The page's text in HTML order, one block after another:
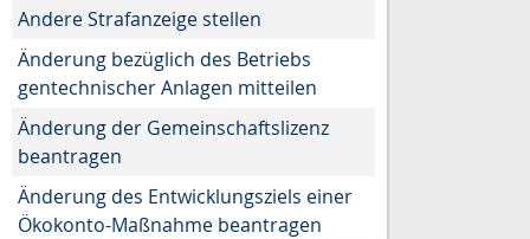
Andere Strafanzeige stellen
Änderung bezüglich des Betriebs
gentechnischer Anlagen mitteilen
Änderung der Gemeinschaftslizenz
beantragen
Änderung des Entwicklungsziels einer
Ökokonto-Maßnahme beantragen